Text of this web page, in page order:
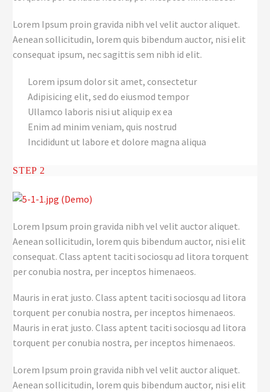
Lorem Ipsum proin gravida nibh vel velit auctor aliquet.
Aenean sollicitudin, lorem quis bibendum auctor, nisi elit
consequat ipsum, nec sagittis sem nibh id elit.
Lorem ipsum dolor sit amet, consectetur
Adipisicing elit, sed do eiusmod tempor
Ullamco laboris nisi ut aliquip ex ea
Enim ad minim veniam, quis nostrud
Incididunt ut labore et dolore magna aliqua
STEP 2
Lorem Ipsum proin gravida nibh vel velit auctor aliquet.
Aenean sollicitudin, lorem quis bibendum auctor, nisi elit
consequat. Class aptent taciti sociosqu ad litora torquent
per conubia nostra, per inceptos himenaeos.
Mauris in erat justo. Class aptent taciti sociosqu ad litora
torquent per conubia nostra, per inceptos himenaeos.
Mauris in erat justo. Class aptent taciti sociosqu ad litora
torquent per conubia nostra, per inceptos himenaeos.
Lorem Ipsum proin gravida nibh vel velit auctor aliquet.
Aenean sollicitudin, lorem quis bibendum auctor, nisi elit